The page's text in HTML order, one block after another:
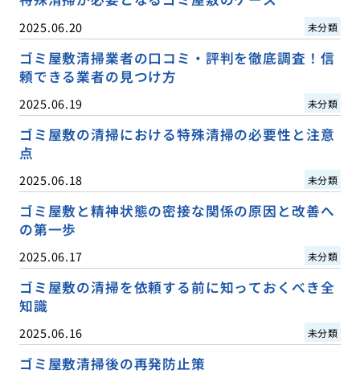
2025.06.20 未分類
ゴミ屋敷清掃業者の口コミ・評判を徹底調査！信
頼できる業者の見つけ方
2025.06.19 未分類
ゴミ屋敷の清掃における特殊清掃の必要性と注意
点
2025.06.18 未分類
ゴミ屋敷と精神状態の密接な関係の原因と改善へ
の第一歩
2025.06.17 未分類
ゴミ屋敷の清掃を依頼する前に知っておくべき全
知識
2025.06.16 未分類
ゴミ屋敷清掃後の再発防止策